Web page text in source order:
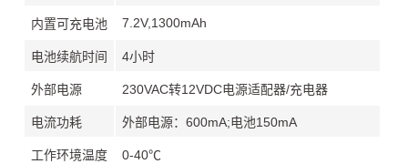
内置可充电池 7.2V,1300mAh
电池续航时间 4小时
外部电源 230VAC转12VDC电源适配器/充电器
电流功耗 外部电源：600mA;电池150mA
工作环境温度 0-40℃